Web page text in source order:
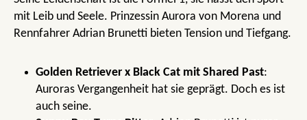
mit Leib und Seele. Prinzessin Aurora von Morena und
Rennfahrer Adrian Brunetti bieten Tension und Tiefgang.
Golden Retriever x Black Cat mit Shared Past:
Auroras Vergangenheit hat sie geprägt. Doch es ist
auch seine.